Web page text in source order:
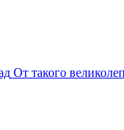
От такого